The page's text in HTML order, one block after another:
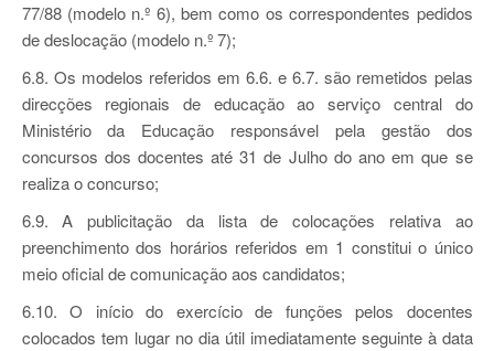
77/88 (modelo n.º 6), bem como os correspondentes pedidos
de deslocação (modelo n.º 7);
6.8. Os modelos referidos em 6.6. e 6.7. são remetidos pelas
direcções regionais de educação ao serviço central do
Ministério da Educação responsável pela gestão dos
concursos dos docentes até 31 de Julho do ano em que se
realiza o concurso;
6.9. A publicitação da lista de colocações relativa ao
preenchimento dos horários referidos em 1 constitui o único
meio oficial de comunicação aos candidatos;
6.10. O início do exercício de funções pelos docentes
colocados tem lugar no dia útil imediatamente seguinte à data